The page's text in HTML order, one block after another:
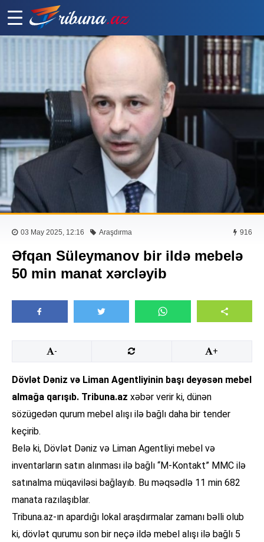
03 May 2025, 12:16 Araşdırma 916
Əfqan Süleymanov bir ildə mebelə
50 min manat xərcləyib
- +
Dövlət Dəniz və Liman Agentliyinin başı deyəsən mebel
almağa qarışıb. Tribuna.az xəbər verir ki, dünən
sözügedən qurum mebel alışı ilə bağlı daha bir tender
keçirib.
Belə ki, Dövlət Dəniz və Liman Agentliyi mebel və
inventarların satın alınması ilə bağlı “M-Kontakt” MMC ilə
satınalma müqaviləsi bağlayıb. Bu məqsədlə 11 min 682
manata razılaşıblar.
Tribuna.az-ın apardığı lokal araşdırmalar zamanı bəlli olub
ki, dövlət qurumu son bir neçə ildə mebel alışı ilə bağlı 5